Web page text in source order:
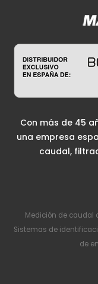
Con más de 45
una empresa
caudal,
Medición de caudal
Sistemas de
de